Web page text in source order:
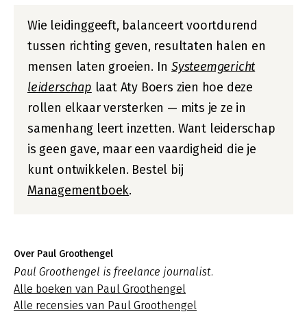
Wie leidinggeeft, balanceert voortdurend
tussen richting geven, resultaten halen en
mensen laten groeien. InSysteemgericht
leiderschap laat Aty Boers zien hoe deze
rollen elkaar versterken — mits je ze in
samenhang leert inzetten. Want leiderschap
is geen gave, maar een vaardigheid die je
kunt ontwikkelen. Bestel bij
Managementboek.
Over Paul Groothengel
Paul Groothengel is freelance journalist.
Alle boeken van Paul Groothengel
Alle recensies van Paul Groothengel